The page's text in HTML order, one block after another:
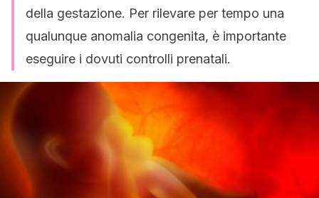
della gestazione. Per rilevare per tempo una
qualunque anomalia congenita, è importante
eseguire i dovuti controlli prenatali.